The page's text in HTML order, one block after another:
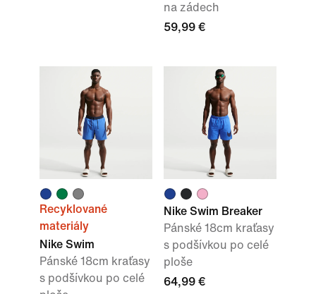
na zádech
59,99 €
Recyklované
materiály
Nike Swim
Pánské 18cm kraťasy
s podšívkou po celé
Nike Swim Breaker
Pánské 18cm kraťasy
s podšívkou po celé
ploše
64,99 €